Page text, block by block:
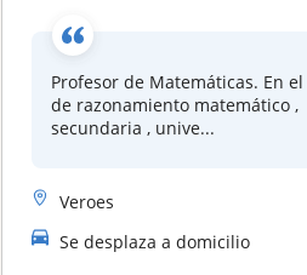
Profesor de Matemáticas. En el
de razonamiento matemático ,
secundaria , unive...
Veroes
Se desplaza a domicilio